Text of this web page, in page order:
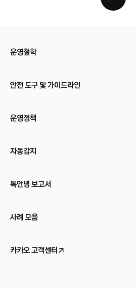
운영철학
안전 도구 및 가이드라인
운영정책
자동감지
톡안녕 보고서
사례 모음
카카오 고객센터